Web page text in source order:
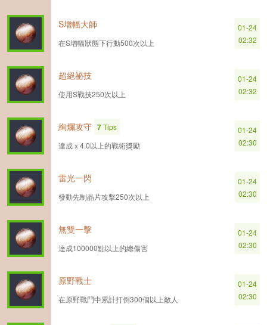
S增幅大師
在S增幅狀態下行動500次以上
01-24
02:32
超絕祕技
使用S戰技250次以上
01-24
02:32
絢爛攻守 7Tips
達成ｘ4.0以上的戰術獎勵
01-24
02:30
雷光一閃
發動先制晶片攻擊250次以上
01-24
02:30
無雙一擊
達成100000點以上的總傷害
01-24
02:30
原野戰士
在原野戰鬥中累計打倒300個以上敵人
01-24
02:30